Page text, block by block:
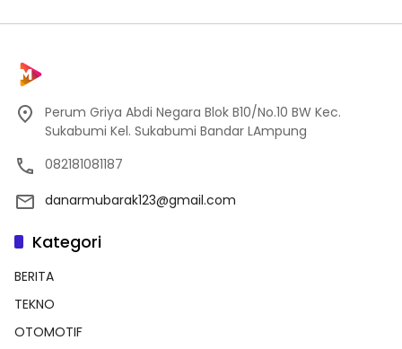
Perum Griya Abdi Negara Blok B10/No.10 BW Kec.
Sukabumi Kel. Sukabumi Bandar LAmpung
082181081187
danarmubarak123@gmail.com
Kategori
BERITA
TEKNO
OTOMOTIF